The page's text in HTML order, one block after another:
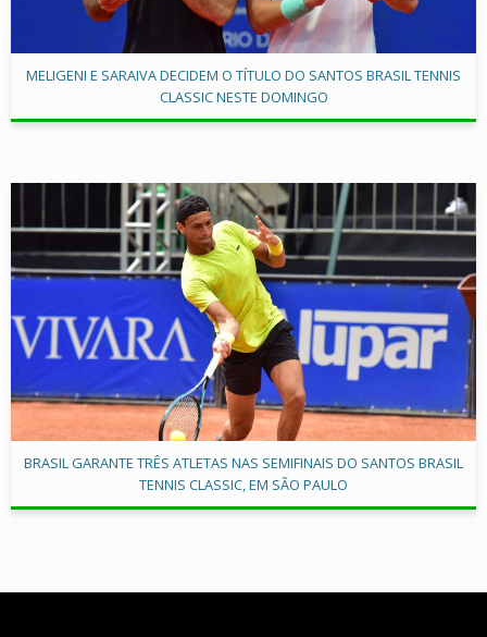
MELIGENI E SARAIVA DECIDEM O TÍTULO DO SANTOS BRASIL TENNIS
CLASSIC NESTE DOMINGO
BRASIL GARANTE TRÊS ATLETAS NAS SEMIFINAIS DO SANTOS BRASIL
TENNIS CLASSIC, EM SÃO PAULO